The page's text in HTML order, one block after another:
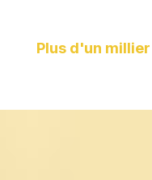
Plus d'un